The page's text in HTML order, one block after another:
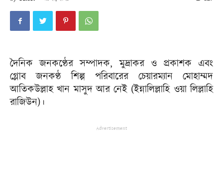
দৈনিক জনকণ্ঠের সম্পাদক, মুদ্রাকর ও প্রকাশক এবং
গ্লোব জনকণ্ঠ শিল্প পরিবারের চেয়ারম্যান মোহাম্মদ
আতিকউল্লাহ খান মাসুদ আর নেই (ইন্নালিল্লাহি ওয়া লিল্লাহি
রাজিউন)।
Advertisement